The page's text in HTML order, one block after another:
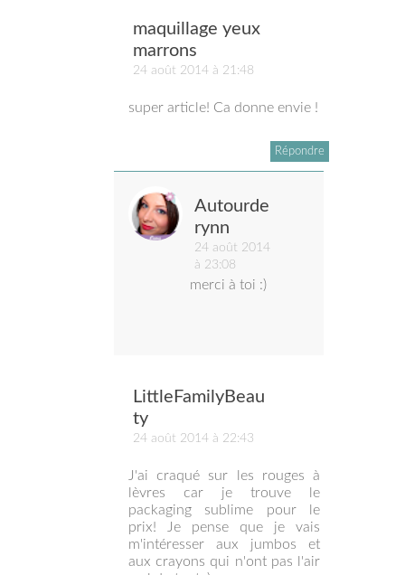
maquillage yeux
marrons
24 août 2014 à 21:48
super article! Ca donne envie !
Répondre
Autourde
rynn
24 août 2014
à 23:08
merci à toi :)
LittleFamilyBeau
ty
24 août 2014 à 22:43
J'ai craqué sur les rouges à
lèvres car je trouve le
packaging sublime pour le
prix! Je pense que je vais
m'intéresser aux jumbos et
aux crayons qui n'ont pas l'air